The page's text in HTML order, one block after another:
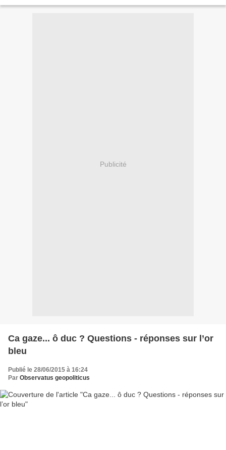
Publicité
Ca gaze... ô duc ? Questions - réponses sur l’or
bleu
Publié le 28/06/2015 à 16:24
Par Observatus geopoliticus